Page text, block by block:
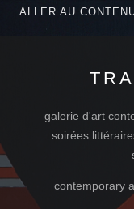
ALLER AU
galerie d'art
soirées
contemporary